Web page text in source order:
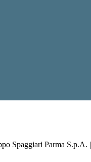
Spaggiari Parma